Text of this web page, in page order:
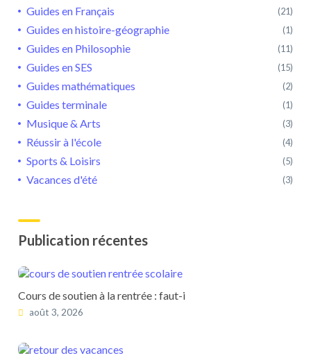
Guides en Français (21)
Guides en histoire-géographie (1)
Guides en Philosophie (11)
Guides en SES (15)
Guides mathématiques (2)
Guides terminale (1)
Musique & Arts (3)
Réussir à l'école (4)
Sports & Loisirs (5)
Vacances d'été (3)
Publication récentes
Cours de soutien à la rentrée : faut-i
août 3, 2026